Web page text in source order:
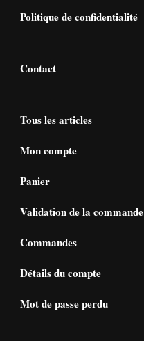
Politique de confidentialité
Contact
Tous les articles
Mon compte
Panier
Validation de la commande
Commandes
Détails du compte
Mot de passe perdu